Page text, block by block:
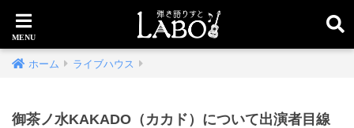
ホーム ライブハウス
御茶ノ水KAKADO（カカド）について出演者目線